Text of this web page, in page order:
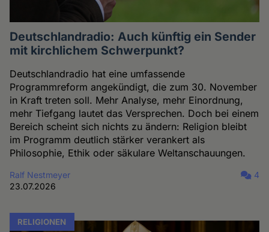
Deutschlandradio: Auch künftig ein Sender
mit kirchlichem Schwerpunkt?
Deutschlandradio hat eine umfassende
Programmreform angekündigt, die zum 30. November
in Kraft treten soll. Mehr Analyse, mehr Einordnung,
mehr Tiefgang lautet das Versprechen. Doch bei einem
Bereich scheint sich nichts zu ändern: Religion bleibt
im Programm deutlich stärker verankert als
Philosophie, Ethik oder säkulare Weltanschauungen.
Ralf Nestmeyer
23.07.2026
4
RELIGIONEN